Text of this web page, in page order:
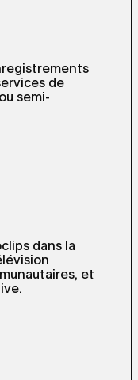
de
semi-
dans la
et